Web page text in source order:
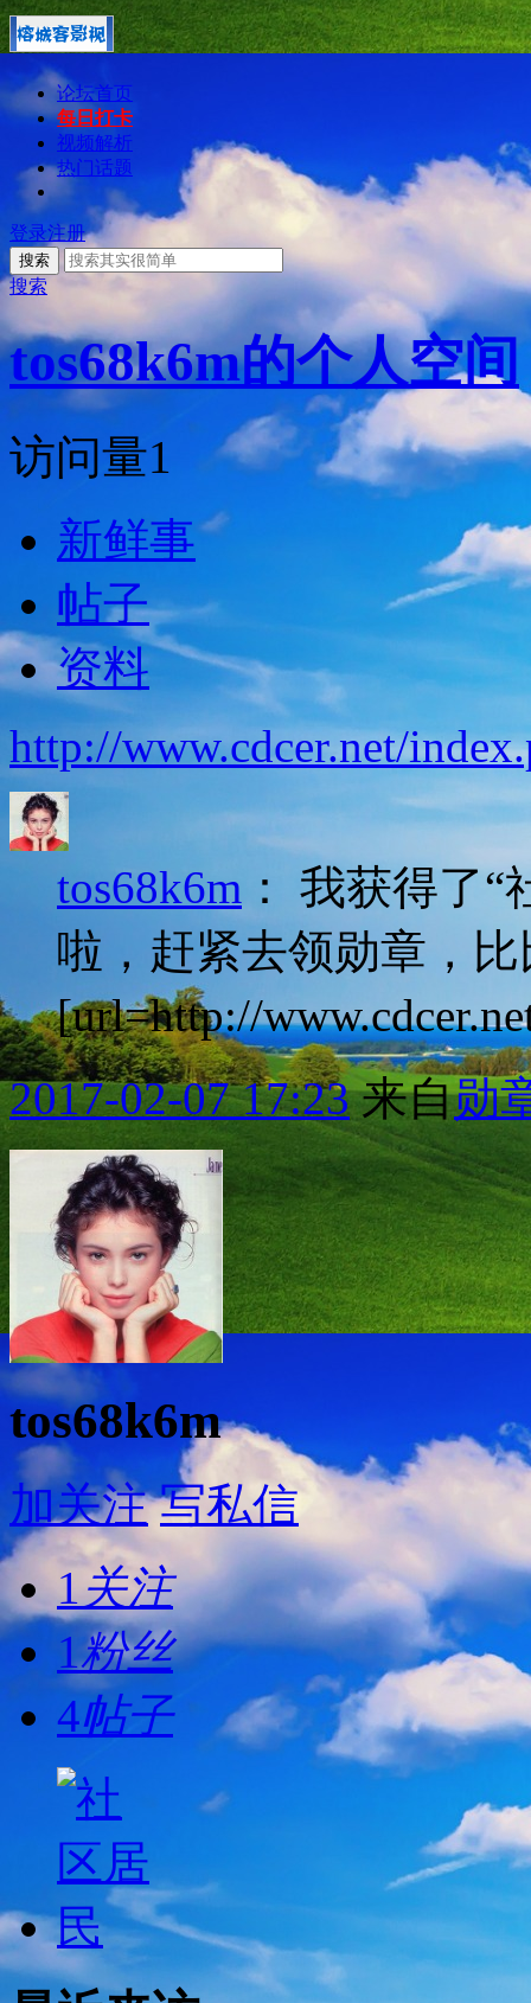
论坛首页
每日打卡
视频解析
热门话题
登录注册
搜索
搜索
tos68k6m的个人空间
访问量1
新鲜事
帖子
资料
http://www.cdcer.net/
tos68k6m ： 我获得了“
啦，赶紧去领勋章，
[url=http://
2017-02-07 17:23来自勋
tos68k6m
加关注 写私信
1关注
1粉丝
4帖子